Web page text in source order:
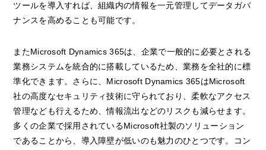
ツールを導入すれば、組織内の情報を一元管理してデータガバ
ナンスを高めることも可能です。
またMicrosoft Dynamics 365は、企業で一般的に必要とされる
業務システムを統合的に搭載しているため、業務を全社的に標
準化できます。さらに、Microsoft Dynamics 365はMicrosoft
社の高度なセキュリティ技術に守られており、柔軟なアクセス
管理なども行えるため、情報流出などのリスクも減らせます。
多くの企業で採用されているMicrosoft社製のソリューション
であることから、導入障壁が低いのも魅力のひとつです。コン